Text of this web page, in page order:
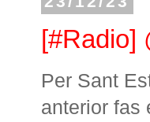
[#Radio]
Per Sant
anterior fas